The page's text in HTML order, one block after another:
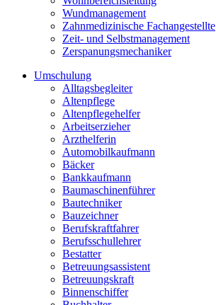
Wundmanagement
Zahnmedizinische Fachangestellte
Zeit- und Selbstmanagement
Zerspanungsmechaniker
Umschulung
Alltagsbegleiter
Altenpflege
Altenpflegehelfer
Arbeitserzieher
Arzthelferin
Automobilkaufmann
Bäcker
Bankkaufmann
Baumaschinenführer
Bautechniker
Bauzeichner
Berufskraftfahrer
Berufsschullehrer
Bestatter
Betreuungsassistent
Betreuungskraft
Binnenschiffer